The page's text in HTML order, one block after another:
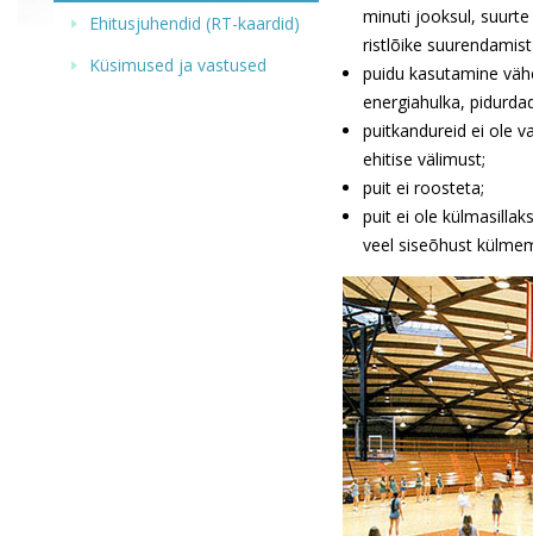
Ehitusjuhendid (RT-kaardid)
Küsimused ja vastused
minuti jooksul,
ristlõike
puidu kasutamine
energiahulka,
puitkandureid ei ole
ehitise välimust;
puit ei roosteta;
puit ei ole
veel siseõhust